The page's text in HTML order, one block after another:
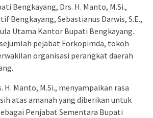
Bengkayang, Drs. H. Manto, M.Si.,
Bengkayang, Sebastianus Darwis, S.E.,
Utama Kantor Bupati Bengkayang.
pejabat Forkopimda, tokoh
organisasi perangkat daerah
H. Manto, M.Si., menyampaikan rasa
atas amanah yang diberikan untuk
Penjabat Sementara Bupati